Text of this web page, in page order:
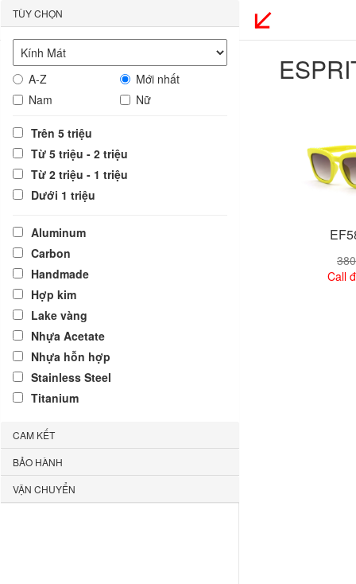
TÙY CHỌN
A-Z
Mới nhất
Nam
Nữ
Trên 5 triệu
Từ 5 triệu - 2 triệu
Từ 2 triệu - 1 triệu
Dưới 1 triệu
Aluminum
Carbon
Handmade
Hợp kim
Lake vàng
Nhựa Acetate
Nhựa hỗn hợp
Stainless Steel
Titanium
CAM KẾT
BẢO HÀNH
VẬN CHUYỂN
Call